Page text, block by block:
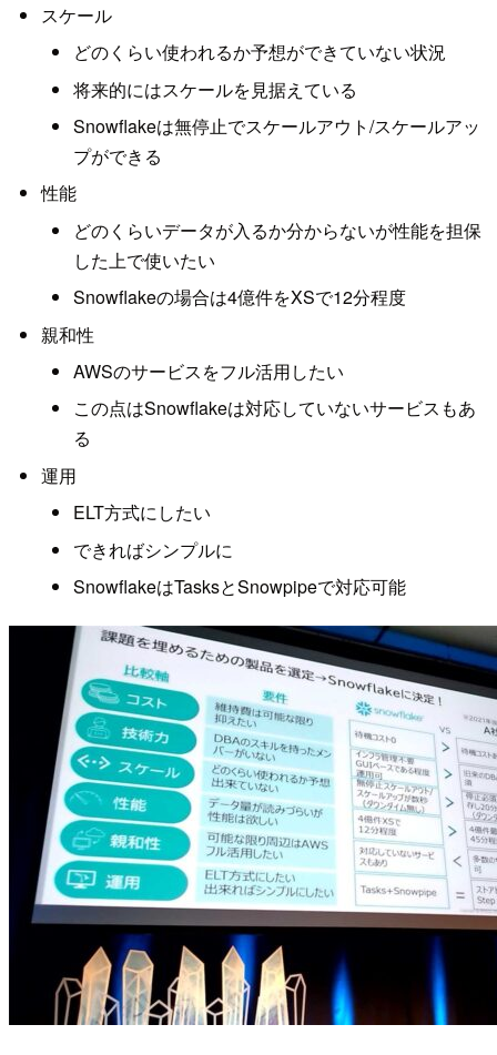
スケール
どのくらい使われるか予想ができていない状況
将来的にはスケールを見据えている
Snowflakeは無停止でスケールアウト/スケールアッ
プができる
性能
どのくらいデータが入るか分からないが性能を担保
した上で使いたい
Snowflakeの場合は4億件をXSで12分程度
親和性
AWSのサービスをフル活用したい
この点はSnowflakeは対応していないサービスもあ
る
運用
ELT方式にしたい
できればシンプルに
SnowflakeはTasksとSnowpipeで対応可能